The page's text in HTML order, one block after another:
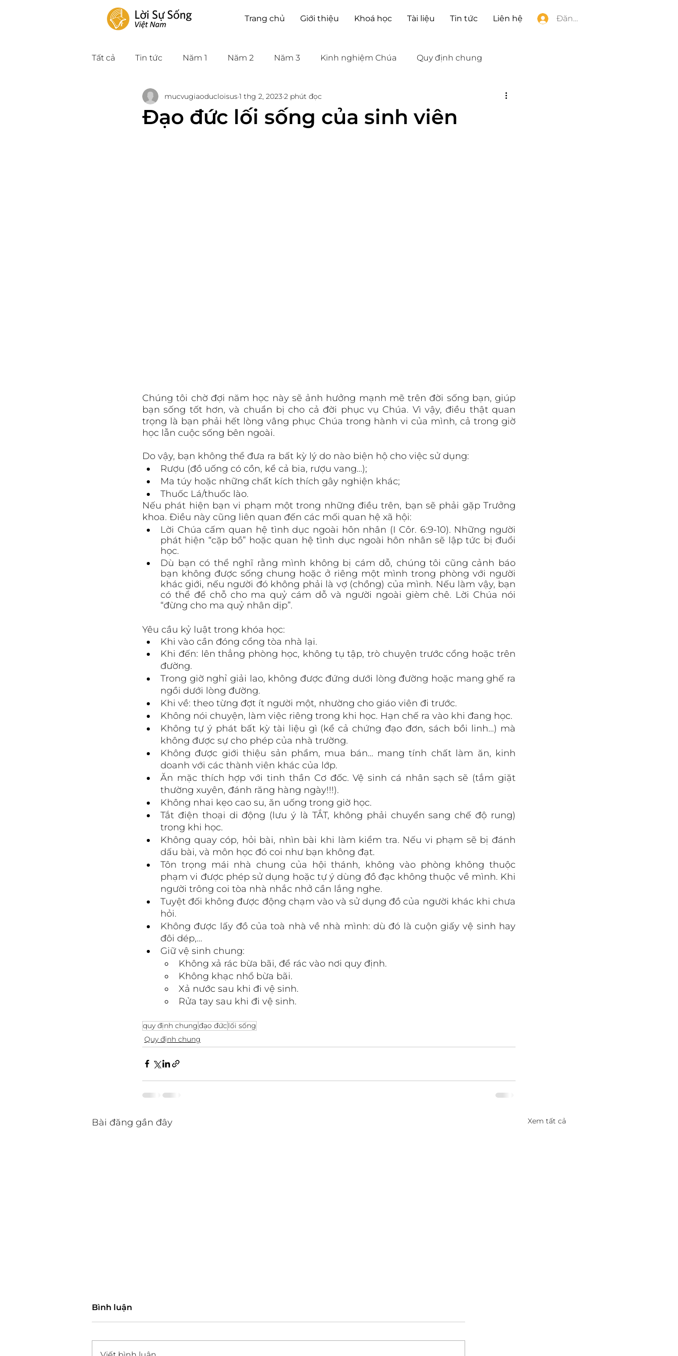
Trang chủ Giới thiệu Khoá học Tài liệu Tin tức Liên hệ Đăng nhập
Tất cả Tin tức Năm 1 Năm 2 Năm 3 Kinh nghiệm Chúa Quy định chung
Đạo đức lối sống của sinh viên
mucvugiaoducloisus1 thg 2, 2023 2 phút đọc
Chúng tôi chờ đợi năm học này sẽ ảnh hưởng mạnh mẽ trên đời sống bạn, giúp
bạn sống tốt hơn, và chuẩn bị cho cả đời phục vụ Chúa. Vì vậy, điều thật quan
trọng là bạn phải hết lòng vâng phục Chúa trong hành vi của mình, cả trong giờ
học lẫn cuộc sống bên ngoài.
Do vậy, bạn không thể đưa ra bất kỳ lý do nào biện hộ cho việc sử dụng:
Rượu (đồ uống có cồn, kể cả bia, rượu vang…);
Ma túy hoặc những chất kích thích gây nghiện khác;
Thuốc Lá/thuốc lào.
Nếu phát hiện bạn vi phạm một trong những điều trên, bạn sẽ phải gặp Trưởng
khoa. Điều này cũng liên quan đến các mối quan hệ xã hội:
Lời Chúa cấm quan hệ tình dục ngoài hôn nhân (I Côr. 6:9-10). Những người
phát hiện “cặp bồ” hoặc quan hệ tình dục ngoài hôn nhân sẽ lập tức bị đuổi
học.
Dù bạn có thể nghĩ rằng mình không bị cám dỗ, chúng tôi cũng cảnh báo
bạn không được sống chung hoặc ở riêng một mình trong phòng với người
khác giới, nếu người đó không phải là vợ (chồng) của mình. Nếu làm vậy, bạn
có thể để chỗ cho ma quỷ cám dỗ và người ngoài gièm chê. Lời Chúa nói
“đừng cho ma quỷ nhân dịp”.
Yêu cầu kỷ luật trong khóa học:
Khi vào cần đóng cổng tòa nhà lại.
Khi đến: lên thẳng phòng học, không tụ tập, trò chuyện trước cổng hoặc trên
đường.
Trong giờ nghỉ giải lao, không được đứng dưới lòng đường hoặc mang ghế ra
ngồi dưới lòng đường.
Khi về: theo từng đợt ít người một, nhường cho giáo viên đi trước.
Không nói chuyện, làm việc riêng trong khi học. Hạn chế ra vào khi đang học.
Không tự ý phát bất kỳ tài liệu gì (kể cả chứng đạo đơn, sách bồi linh…) mà
không được sự cho phép của nhà trường.
Không được giới thiệu sản phẩm, mua bán… mang tính chất làm ăn, kinh
doanh với các thành viên khác của lớp.
Ăn mặc thích hợp với tinh thần Cơ đốc. Vệ sinh cá nhân sạch sẽ (tắm giặt
thường xuyên, đánh răng hàng ngày!!!).
Không nhai kẹo cao su, ăn uống trong giờ học.
Tắt điện thoại di động (lưu ý là TẮT, không phải chuyển sang chế độ rung)
trong khi học.
Không quay cóp, hỏi bài, nhìn bài khi làm kiểm tra. Nếu vi phạm sẽ bị đánh
dấu bài, và môn học đó coi như bạn không đạt.
Tôn trọng mái nhà chung của hội thánh, không vào phòng không thuộc
phạm vi được phép sử dụng hoặc tự ý dùng đồ đạc không thuộc về mình. Khi
người trông coi tòa nhà nhắc nhở cần lắng nghe.
Tuyệt đối không được động chạm vào và sử dụng đồ của người khác khi chưa
hỏi.
Không được lấy đồ của toà nhà về nhà mình: dù đó là cuộn giấy vệ sinh hay
đôi dép,…
Giữ vệ sinh chung:
Không xả rác bừa bãi, để rác vào nơi quy định.
Không khạc nhổ bừa bãi.
Xả nước sau khi đi vệ sinh.
Rửa tay sau khi đi vệ sinh.
quy định chung đạo đức lối sống
Quy định chung
Bài đăng gần đây Xem tất cả
Bình luận